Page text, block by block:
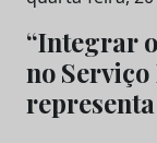
“Integrar
no